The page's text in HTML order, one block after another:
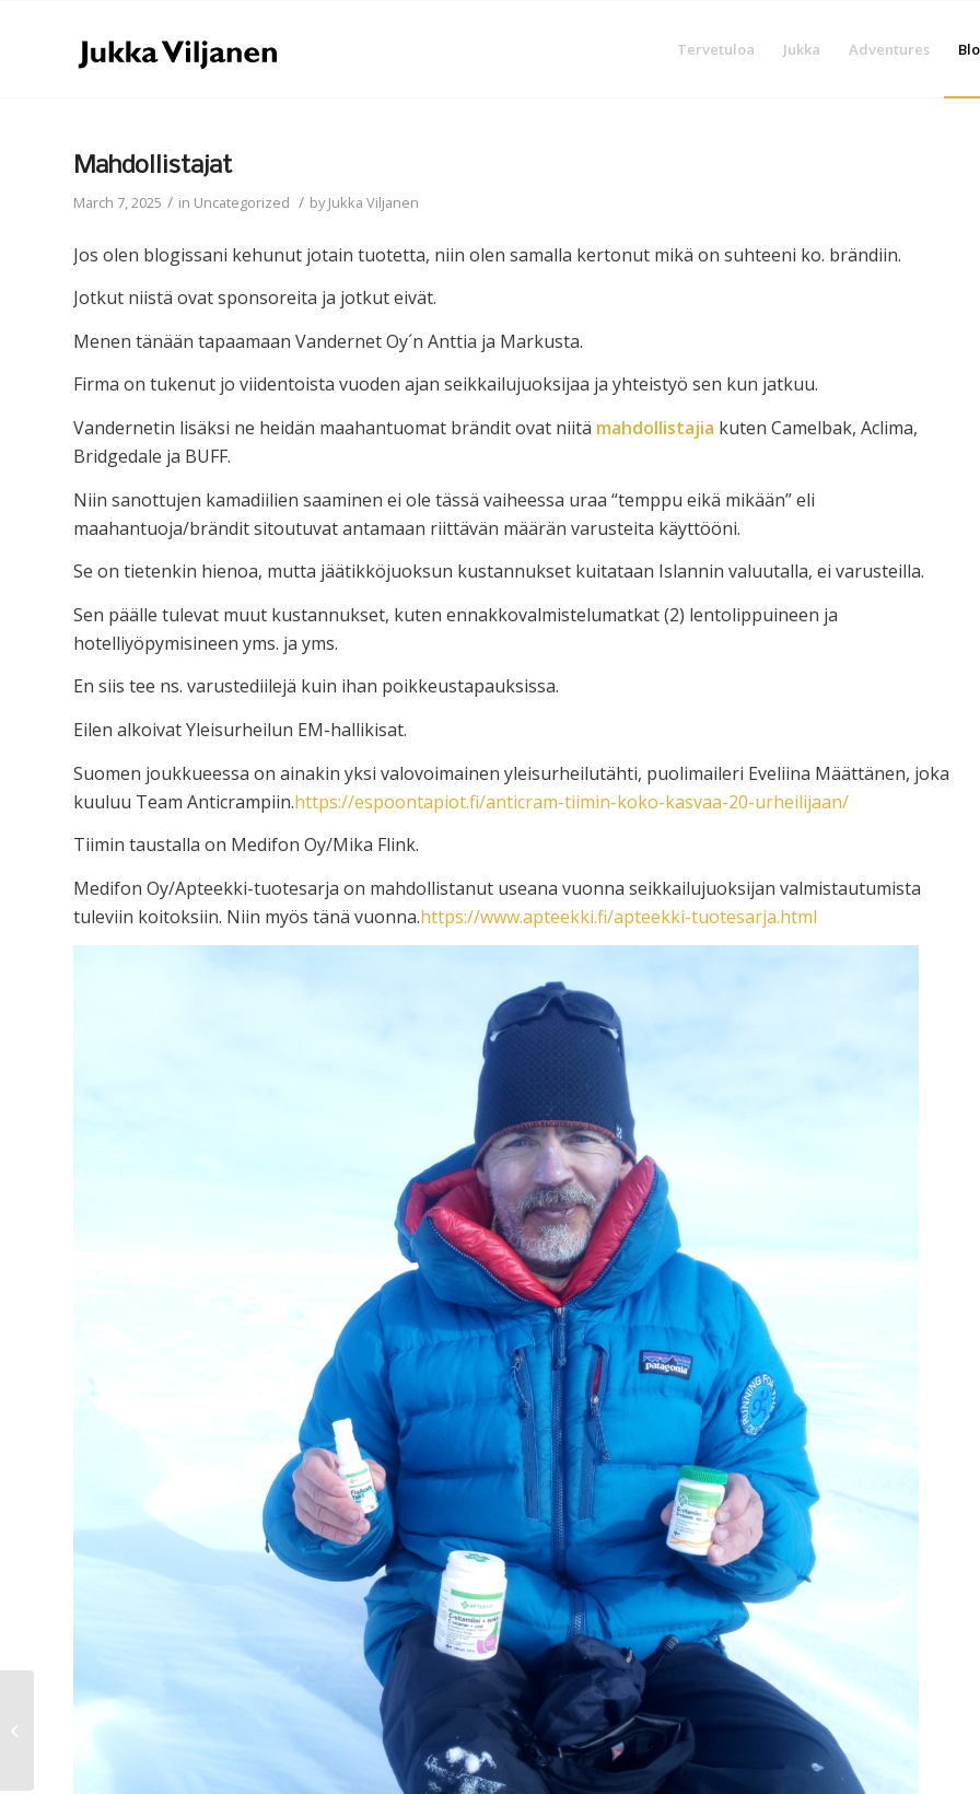
Tervetuloa Jukka Adventures
Mahdollistajat
March 7, 2025 / in Uncategorized / byJukka Viljanen
Jos olen blogissani kehunut jotain tuotetta, niin olen samalla kertonut mikä on suhteeni ko. brändiin.
Jotkut niistä ovat sponsoreita ja jotkut eivät.
Menen tänään tapaamaan Vandernet Oy´n Anttia ja Markusta.
Firma on tukenut jo viidentoista vuoden ajan seikkailujuoksijaa ja yhteistyö sen kun jatkuu.
Vandernetin lisäksi ne heidän maahantuomat brändit ovat niitä mahdollistajia kuten Camelbak, Aclima,
Bridgedale ja BUFF.
Niin sanottujen kamadiilien saaminen ei ole tässä vaiheessa uraa “temppu eikä mikään” eli
maahantuoja/brändit sitoutuvat antamaan riittävän määrän varusteita käyttööni.
Se on tietenkin hienoa, mutta jäätikköjuoksun kustannukset kuitataan Islannin valuutalla, ei varusteilla.
Sen päälle tulevat muut kustannukset, kuten ennakkovalmistelumatkat (2) lentolippuineen ja
hotelliyöpymisineen yms. ja yms.
En siis tee ns. varustediilejä kuin ihan poikkeustapauksissa.
Eilen alkoivat Yleisurheilun EM-hallikisat.
Suomen joukkueessa on ainakin yksi valovoimainen yleisurheilutähti, puolimaileri Eveliina Määttänen, joka
kuuluu Team Anticrampiin.https://espoontapiot.fi/anticram-tiimin-koko-kasvaa-20-urheilijaan/
Tiimin taustalla on Medifon Oy/Mika Flink.
Medifon Oy/Apteekki-tuotesarja on mahdollistanut useana vuonna seikkailujuoksijan valmistautumista
tuleviin koitoksiin. Niin myös tänä vuonna.https://www.apteekki.fi/apteekki-tuotesarja.html